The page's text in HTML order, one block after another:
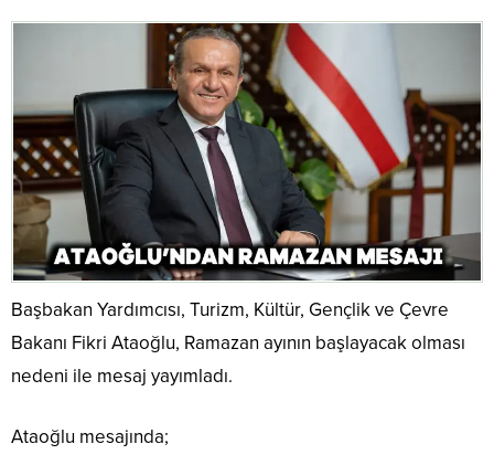
Başbakan Yardımcısı, Turizm, Kültür, Gençlik ve Çevre
Bakanı Fikri Ataoğlu, Ramazan ayının başlayacak olması
nedeni ile mesaj yayımladı.
Ataoğlu mesajında;